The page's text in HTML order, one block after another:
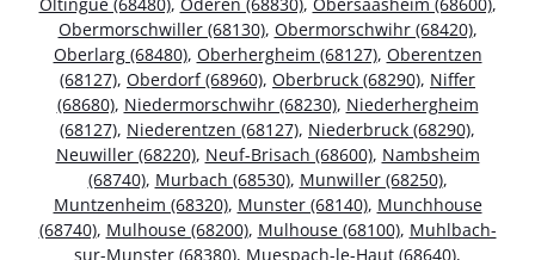
Obermorschwiller (68130), Obermorschwihr (68420),
Oberlarg (68480), Oberhergheim (68127), Oberentzen
(68127), Oberdorf (68960), Oberbruck (68290), Niffer
(68680), Niedermorschwihr (68230), Niederhergheim
(68127), Niederentzen (68127), Niederbruck (68290),
Neuwiller (68220), Neuf-Brisach (68600), Nambsheim
(68740), Murbach (68530), Munwiller (68250),
Muntzenheim (68320), Munster (68140), Munchhouse
(68740), Mulhouse (68200), Mulhouse (68100), Muhlbach-
sur-Munster (68380), Muespach-le-Haut (68640),